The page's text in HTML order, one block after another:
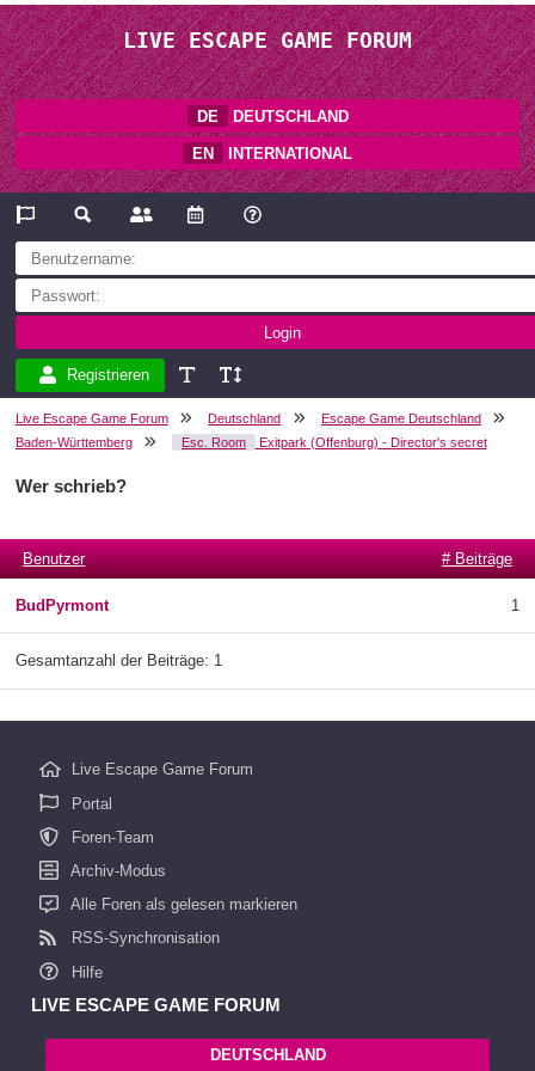
LIVE ESCAPE GAME FORUM
DE DEUTSCHLAND
EN INTERNATIONAL
Registrieren
Live Escape Game Forum Deutschland
Escape Game Deutschland
Baden-Württemberg
Esc. Room Exitpark (Offenburg) - Director's secret
Wer schrieb?
Benutzer # Beiträge
BudPyrmont 1
Gesamtanzahl der Beiträge: 1
Live Escape Game Forum
Portal
Foren-Team
Archiv-Modus
Alle Foren als gelesen markieren
RSS-Synchronisation
Hilfe
LIVE ESCAPE GAME FORUM
DEUTSCHLAND